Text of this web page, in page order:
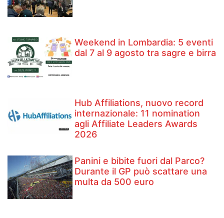
Weekend in Lombardia: 5 eventi
dal 7 al 9 agosto tra sagre e birra
Hub Affiliations, nuovo record
internazionale: 11 nomination
agli Affiliate Leaders Awards
2026
Panini e bibite fuori dal Parco?
Durante il GP può scattare una
multa da 500 euro